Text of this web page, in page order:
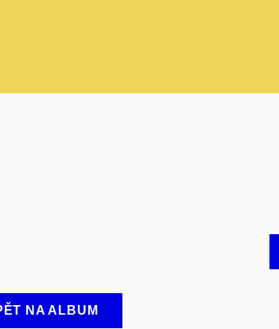
NA ALBUM